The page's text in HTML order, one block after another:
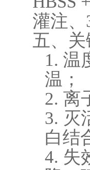
灌注
五、
1. 温
温；
2. 离
3. 灭
白结
4. 失